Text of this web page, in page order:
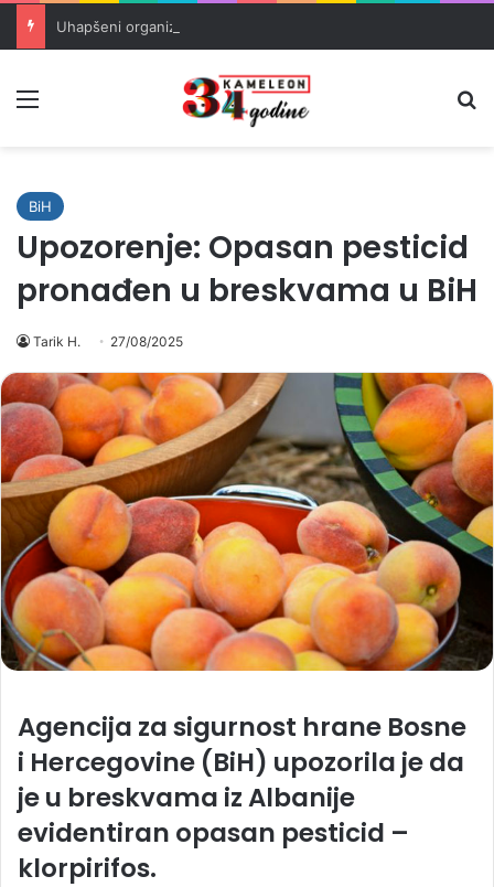
BiH
Upozorenje: Opasan pesticid
pronađen u breskvama u BiH
Tarik H. 27/08/2025
Agencija za sigurnost hrane Bosne
i Hercegovine (BiH) upozorila je da
je u breskvama iz Albanije
evidentiran opasan pesticid –
klorpirifos.